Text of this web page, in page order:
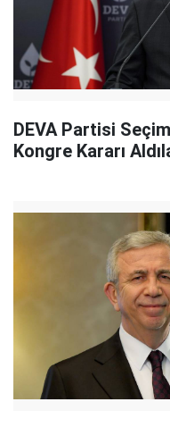
DEVA Partisi
Kongre Kararı